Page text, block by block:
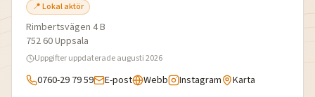
📍 Lokal aktör
Rimbertsvägen 4 B
752 60Uppsala
Uppgifter uppdateradeaugusti 2026
0760-29 79 59 E-post Webb Instagram Karta